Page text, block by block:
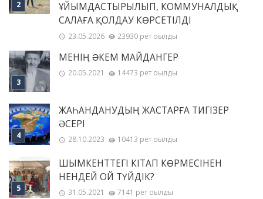
ҰЙЫМДАСТЫРЫЛЫП, КОММУНАЛДЫҚ
САЛАҒА ҚОЛДАУ КӨРСЕТІЛДІ
23.05.2026 23930 рет оқылды
МЕНІҢ ƏКЕМ МАЙДАНГЕР
20.05.2021 14473 рет оқылды
ЖАҺАНДАНУДЫҢ ЖАСТАРҒА ТИГІЗЕР
ӘСЕРІ
28.10.2023 10413 рет оқылды
ШЫМКЕНТТЕГІ КІТАП КӨРМЕСІНЕН
НЕНДЕЙ ОЙ ТҮЙДІК?
31.05.2021 7141 рет оқылды